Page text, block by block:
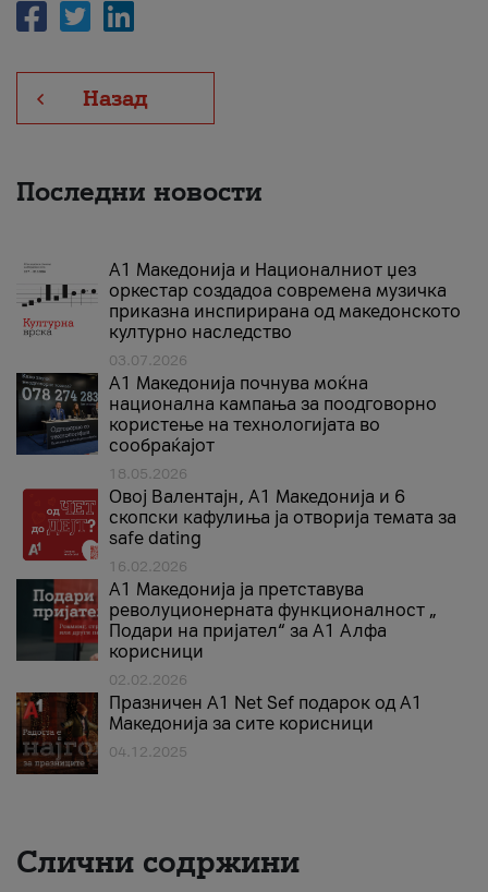
Назад
Последни новости
А1 Македонија и Националниот џез
оркестар создадоа современа музичка
приказна инспирирана од македонското
културно наследство
03.07.2026
A1 Македонија почнува моќна
национална кампања за поодговорно
користење на технологијата во
сообраќајот
18.05.2026
Овој Валентајн, A1 Македонија и 6
скопски кафулиња ја отворија темата за
safe dating
16.02.2026
А1 Македонија ја претставува
револуционерната функционалност „
Подари на пријател“ за А1 Алфа
корисници
02.02.2026
Празничен A1 Net Sеf подарок од А1
Македонија за сите корисници
04.12.2025
Слични содржини